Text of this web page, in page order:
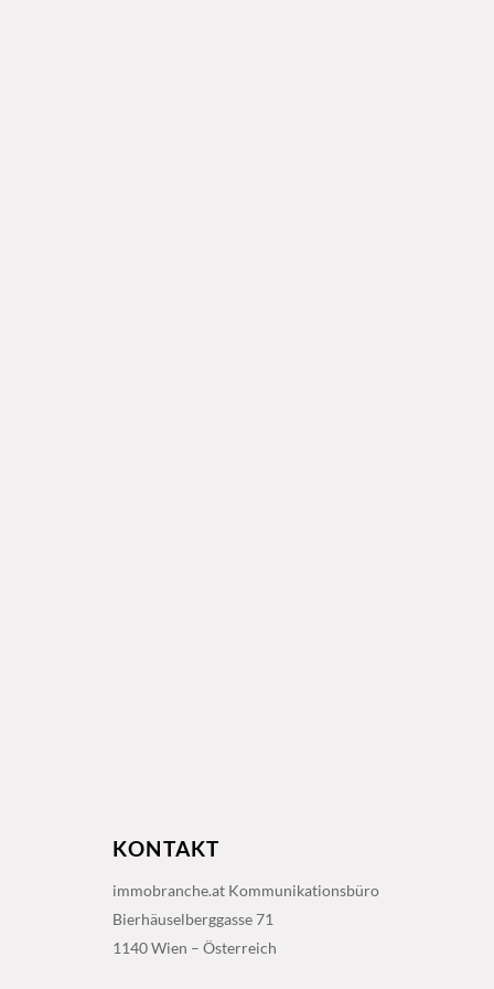
KONTAKT
immobranche.at Kommunikationsbüro
Bierhäuselberggasse 71
1140 Wien – Österreich